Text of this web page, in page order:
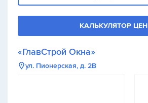
КАЛЬКУЛЯТОР ЦЕН
«ГлавСтрой Окна»
ул. Пионерская, д. 2В